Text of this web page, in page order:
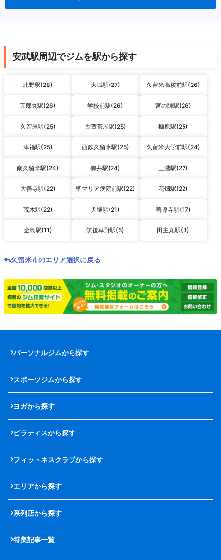
安武駅周辺でジムを駅から探す
北野駅(28) 大城駅(27) 久留米高校前駅(26)
五郎丸駅(26) 学校前駅(26) 宮の陣駅(26)
久留米駅(25) 古賀茶屋駅(25) 櫛原駅(25)
津福駅(25) 西鉄久留米駅(25) 久留米大学前駅(24)
南久留米駅(24) 御井駅(24) 三潴駅(22)
大善寺駅(22) 聖マリア病院前駅(22) 花畑駅(22)
荒木駅(22) 犬塚駅(21) 善導寺駅(17)
金島駅(11) 筑後草野駅(5) 田主丸駅(3)
久留米市のエリア選択に戻る
パーソナルジムから探す
スポーツジムから探す
ヨガから探す
ピラティスから探す
フィットネスクラブから探す
エリアから探す
系列店から探す
特集記事一覧